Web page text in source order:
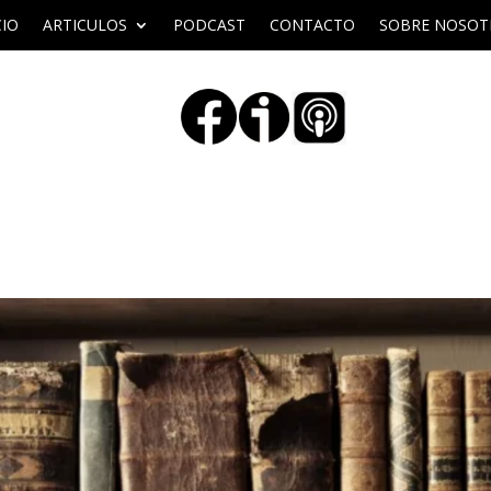
ARTICULOS PODCAST CONTACTO SOBRE